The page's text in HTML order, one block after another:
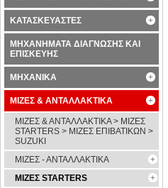
ΚΑΤΑΣΚΕΥΑΣΤΕΣ
ΜΗΧΑΝΗΜΑΤΑ ΔΙΑΓΝΩΣΗΣ ΚΑΙ
ΕΠΙΣΚΕΥΗΣ
ΜΗΧΑΝΙΚΑ
ΜΙΖΕΣ & ΑΝΤΑΛΛΑΚΤΙΚΑ
ΜΙΖΕΣ & ΑΝΤΑΛΛΑΚΤΙΚΑ > ΜΙΖΕΣ
STARTERS > ΜΙΖΕΣ ΕΠΙΒΑΤΙΚΩΝ >
SUZUKI
ΜΙΖΕΣ - ΑΝΤΑΛΛΑΚΤΙΚΑ
ΜΙΖΕΣ STARTERS